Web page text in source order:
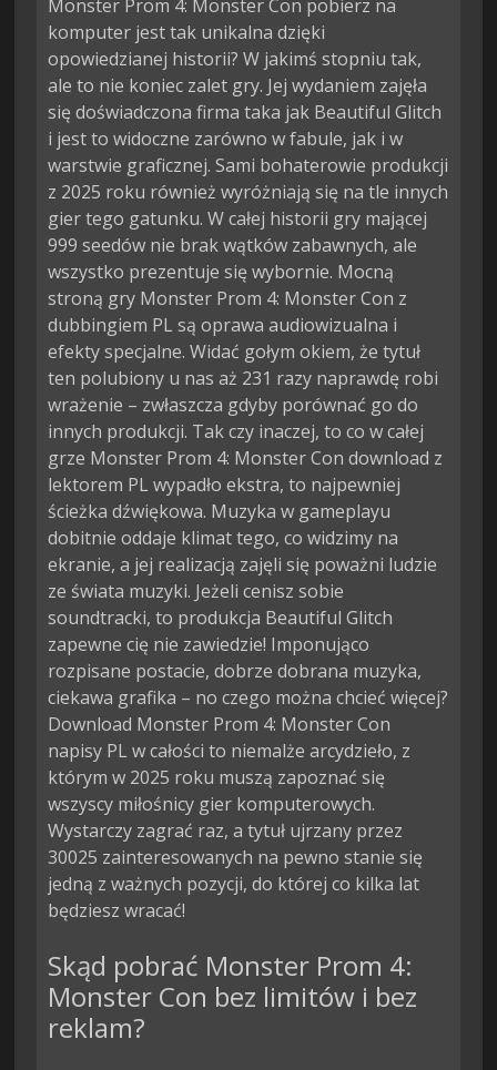
Monster Prom 4: Monster Con pobierz na
komputer jest tak unikalna dzięki
opowiedzianej historii? W jakimś stopniu tak,
ale to nie koniec zalet gry. Jej wydaniem zajęła
się doświadczona firma taka jak Beautiful Glitch
i jest to widoczne zarówno w fabule, jak i w
warstwie graficznej. Sami bohaterowie produkcji
z 2025 roku również wyróżniają się na tle innych
gier tego gatunku. W całej historii gry mającej
999 seedów nie brak wątków zabawnych, ale
wszystko prezentuje się wybornie. Mocną
stroną gry Monster Prom 4: Monster Con z
dubbingiem PL są oprawa audiowizualna i
efekty specjalne. Widać gołym okiem, że tytuł
ten polubiony u nas aż 231 razy naprawdę robi
wrażenie – zwłaszcza gdyby porównać go do
innych produkcji. Tak czy inaczej, to co w całej
grze Monster Prom 4: Monster Con download z
lektorem PL wypadło ekstra, to najpewniej
ścieżka dźwiękowa. Muzyka w gameplayu
dobitnie oddaje klimat tego, co widzimy na
ekranie, a jej realizacją zajęli się poważni ludzie
ze świata muzyki. Jeżeli cenisz sobie
soundtracki, to produkcja Beautiful Glitch
zapewne cię nie zawiedzie! Imponująco
rozpisane postacie, dobrze dobrana muzyka,
ciekawa grafika – no czego można chcieć więcej?
Download Monster Prom 4: Monster Con
napisy PL w całości to niemalże arcydzieło, z
którym w 2025 roku muszą zapoznać się
wszyscy miłośnicy gier komputerowych.
Wystarczy zagrać raz, a tytuł ujrzany przez
30025 zainteresowanych na pewno stanie się
jedną z ważnych pozycji, do której co kilka lat
będziesz wracać!
Skąd pobrać Monster Prom 4:
Monster Con bez limitów i bez
reklam?